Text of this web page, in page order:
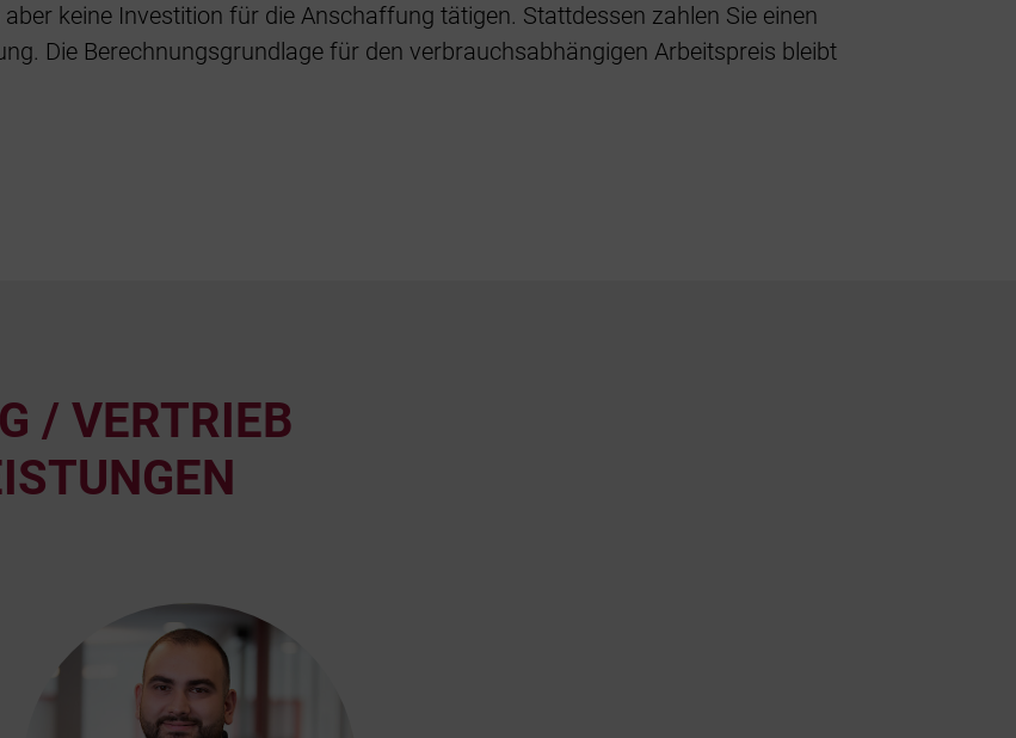
keine Investition für die Anschaffung tätigen. Stattdessen zahlen Sie einen
Die Berechnungsgrundlage für den verbrauchsabhängigen Arbeitspreis bleibt
/ VERTRIEB